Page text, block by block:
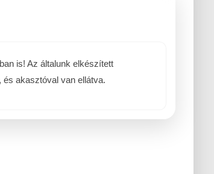
is! Az általunk elkészített
akasztóval van ellátva.